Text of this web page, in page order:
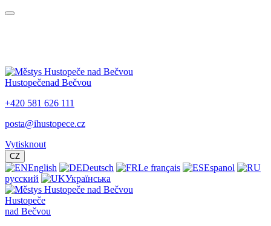
Hustopečenad Bečvou
+420 581 626 111
posta@ihustopece.cz
Vytisknout
CZ
English Deutsch Le français
Espanol
русский
Українська
Hustopeče
nad Bečvou